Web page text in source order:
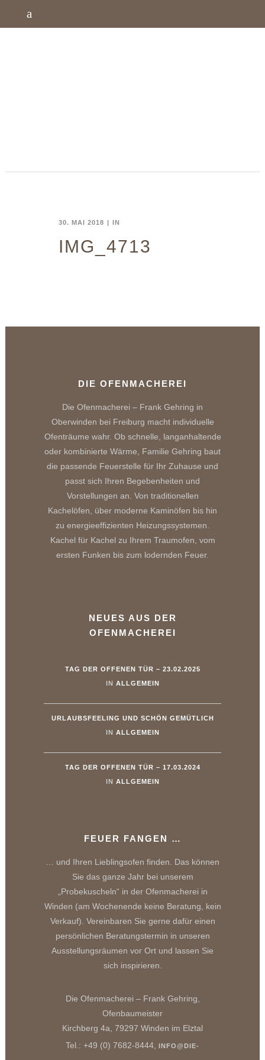
30. MAI 2018 IN
IMG_4713
DIE OFENMACHEREI
Die Ofenmacherei – Frank Gehring in
Oberwinden bei Freiburg macht individuelle
Ofenträume wahr. Ob schnelle, langanhaltende
oder kombinierte Wärme, Familie Gehring baut
die passende Feuerstelle für Ihr Zuhause und
passt sich Ihren Begebenheiten und
Vorstellungen an. Von traditionellen
Kachelöfen, über moderne Kaminöfen bis hin
zu energieeffizienten Heizungssystemen.
Kachel für Kachel zu Ihrem Traumofen, vom
ersten Funken bis zum lodernden Feuer.
NEUES AUS DER
OFENMACHEREI
TAG DER OFFENEN TÜR – 23.02.2025
IN ALLGEMEIN
URLAUBSFEELING UND SCHÖN GEMÜTLICH
IN ALLGEMEIN
TAG DER OFFENEN TÜR – 17.03.2024
IN ALLGEMEIN
FEUER FANGEN …
… und Ihren Lieblingsofen finden. Das können
Sie das ganze Jahr bei unserem
„Probekuscheln“ in der Ofenmacherei in
Winden (am Wochenende keine Beratung, kein
Verkauf). Vereinbaren Sie gerne dafür einen
persönlichen Beratungstermin in unseren
Ausstellungsräumen vor Ort und lassen Sie
sich inspirieren.
Die Ofenmacherei – Frank Gehring,
Ofenbaumeister
Kirchberg 4a, 79297 Winden im Elztal
Tel.: +49 (0) 7682-8444,
INFO@DIE-